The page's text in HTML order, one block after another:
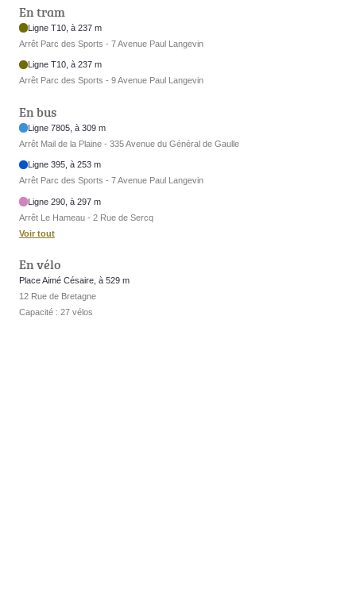
En tram
Ligne T10, à 237 m
Arrêt Parc des Sports - 7 Avenue Paul Langevin
Ligne T10, à 237 m
Arrêt Parc des Sports - 9 Avenue Paul Langevin
En bus
Ligne 7805, à 309 m
Arrêt Mail de la Plaine - 335 Avenue du Général de Gaulle
Ligne 395, à 253 m
Arrêt Parc des Sports - 7 Avenue Paul Langevin
Ligne 290, à 297 m
Arrêt Le Hameau - 2 Rue de Sercq
Voir tout
En vélo
Place Aimé Césaire, à 529 m
12 Rue de Bretagne
Capacité : 27 vélos